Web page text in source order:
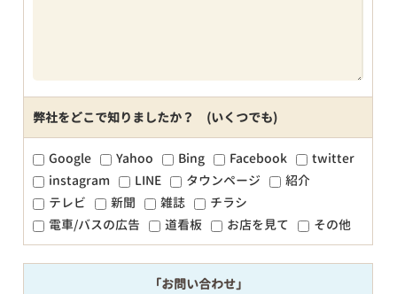
弊社をどこで知りましたか？ (いくつでも)
Google Yahoo Bing Facebook
twitter
instagram
LINE タウンページ
紹介
テレビ
新聞 雑誌
チラシ
電車/バスの広告
道看板 お店を見て その他
「お問い合わせ」